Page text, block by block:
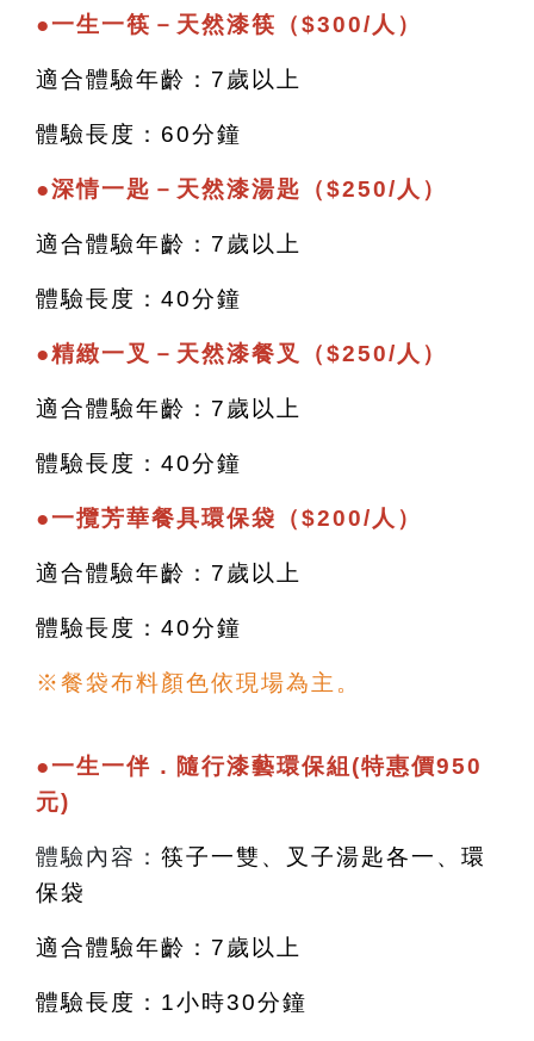
●一生一筷－天然漆筷（$300/人）
適合體驗年齡：7歲以上
體驗長度：60分鐘
●深情一匙－天然漆湯匙（$250/人）
適合體驗年齡：7歲以上
體驗長度：40分鐘
●精緻一叉－天然漆餐叉（$250/人）
適合體驗年齡：7歲以上
體驗長度：40分鐘
●一攬芳華餐具環保袋（$200/人）
適合體驗年齡：7歲以上
體驗長度：40分鐘
※餐袋布料顏色依現場為主。
●一生一伴．隨行漆藝環保組(特惠價950
元)
體驗內容： 筷子一雙、叉子湯匙各一、環
保袋
適合體驗年齡：7歲以上
體驗長度：1小時30分鐘